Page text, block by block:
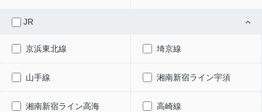
JR
京浜東北線 埼京線
山手線 湘南新宿ライン宇須
湘南新宿ライン高海 高崎線